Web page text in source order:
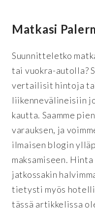
Matkasi
Suunnitteletko
tai vuokra-autolla?
vertailisit hintoja
liikennevälineisiin
kautta. Saamme
varauksen, ja
ilmaisen blogin
maksamiseen.
jatkossakin
tietysti myös
tässä artikkelissa